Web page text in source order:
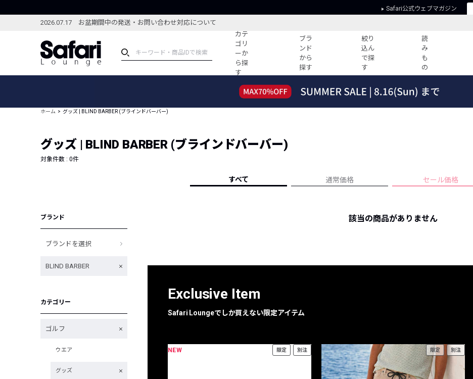
Safari公式ウェブマガジン
2026.07.17 お盆期間中の発送・お問い合わせ対応について
カテ
ゴリ
ーか
ら探
す
ブラ
ンド
から
探す
絞り
込ん
で探
す
読
み
も
の
ブランドから探す
新着アイテム
編集部のおすすめアイテム
特集記事
コーディネート
すべての記事
人気記事ランキング
フォーカスブランド
プライバシーポリシー
ホーム グッズ | BLIND BARBER (ブラインドバーバー)
グッズ | BLIND BARBER (ブラインドバーバー)
対象件数 : 0件
すべて 通常価格 セール価格
ブランド
ブランドを選択
BLIND BARBER
カテゴリー
ゴルフ
ウエア
グッズ
該当の商品がありません
Exclusive Item
Safari Loungeでしか買えない限定アイテム
NEW 限定 別注 限定 別注